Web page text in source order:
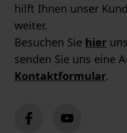
hilft Ihnen unser
weiter.
Besuchen Sie hier
senden Sie uns eine
Kontaktformular.